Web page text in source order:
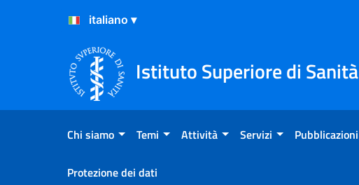
Salta al Contenuto
Salta al Footer
Istituto Superiore di Sanità
Chi siamo Temi Attività Servizi Pubblicazioni
Protezione dei dati